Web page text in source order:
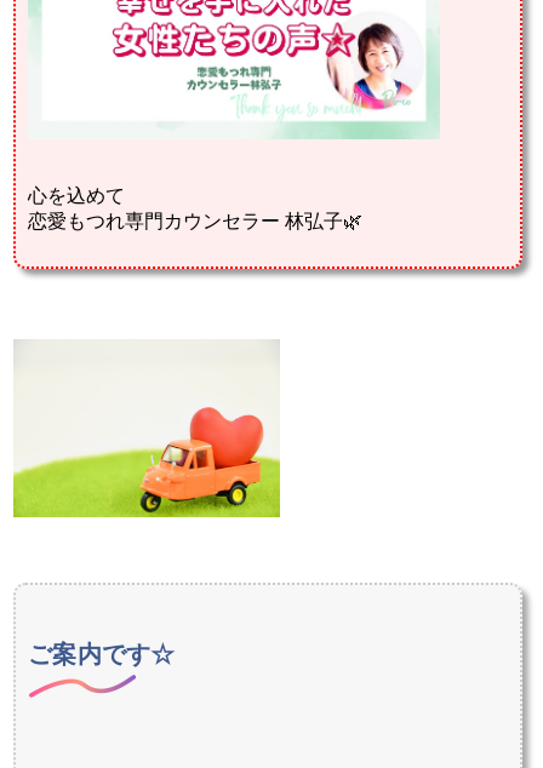
心を込めて
恋愛もつれ専門カウンセラー 林弘子🌿
ご案内です☆